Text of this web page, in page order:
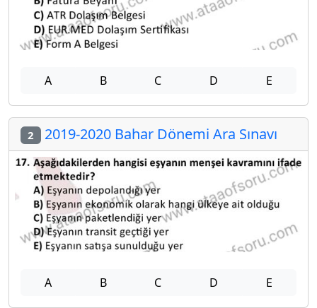
A B C D E
2 2019-2020 Bahar Dönemi Ara Sınavı
A B C D E